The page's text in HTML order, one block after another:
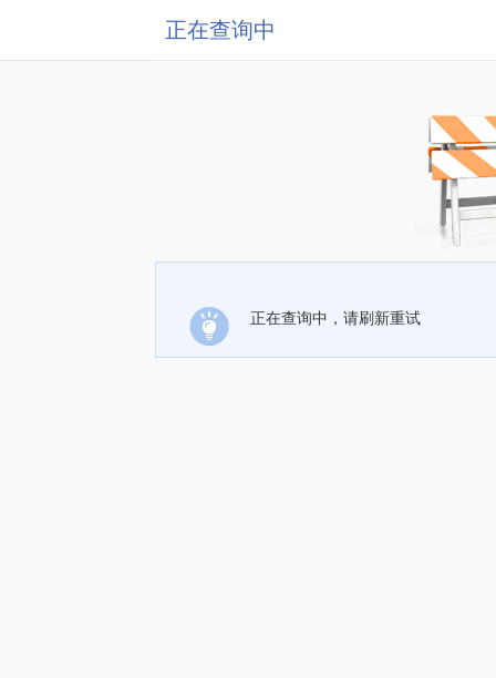
正在查询中
正在查询中，请刷新重试